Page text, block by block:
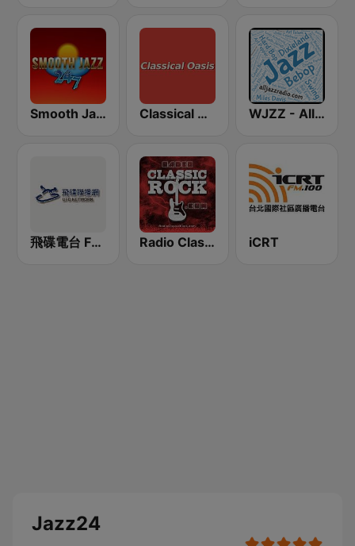
Smooth Jazz 247 Classical Oasis WJZZ - All Jazz Radio
飛碟電台 FM92.1 Radio Classic Rock iCRT
Jazz24